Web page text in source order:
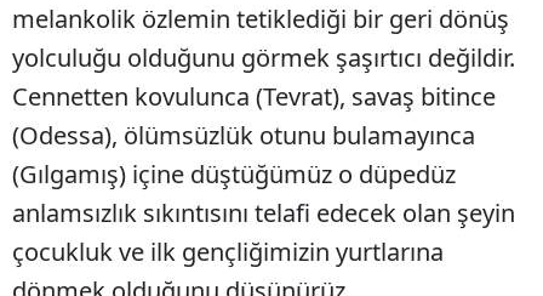
melankolik özlemin tetiklediği bir geri dönüş
yolculuğu olduğunu görmek şaşırtıcı değildir.
Cennetten kovulunca (Tevrat), savaş bitince
(Odessa), ölümsüzlük otunu bulamayınca
(Gılgamış) içine düştüğümüz o düpedüz
anlamsızlık sıkıntısını telafi edecek olan şeyin
çocukluk ve ilk gençliğimizin yurtlarına